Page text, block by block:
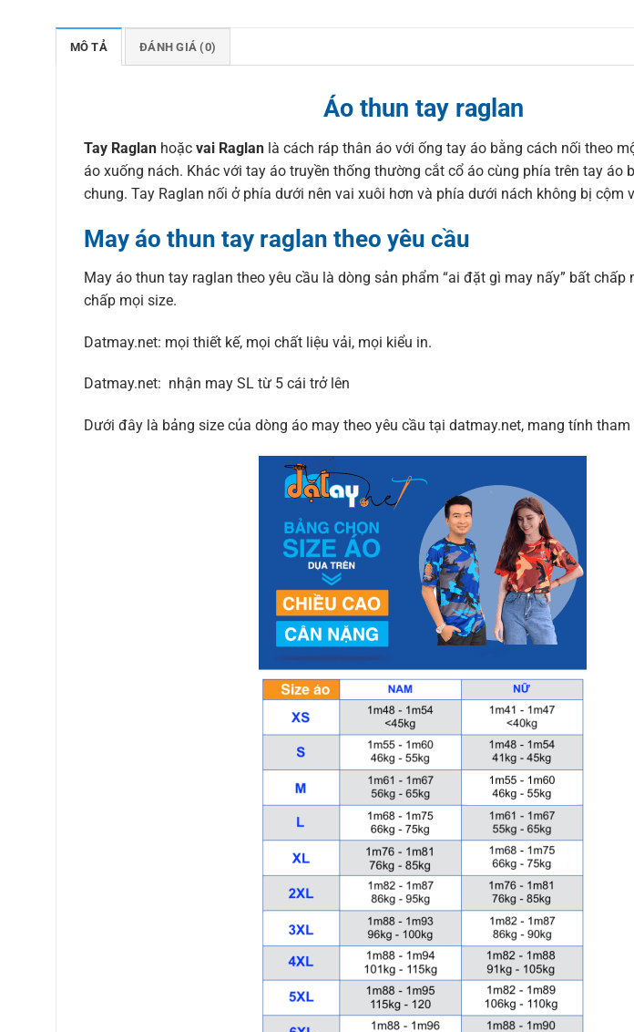
MÔ TẢ ĐÁNH GIÁ (0)
Áo thun tay raglan
Tay Raglanhoặc vai Raglanlà cách ráp thân áo với ống tay áo bằng cách nối theo
áo xuống nách. Khác với tay áo truyền thống thường cắt cổ áo cùng phía trên tay áo
chung. Tay Raglan nối ở phía dưới nên vai xuôi hơn và phía dưới nách không bị cộm
May áo thun tay raglan theo yêu cầu
May áo thun tay raglan theo yêu cầu là dòng sản phẩm “ai đặt gì may nấy” bất chấp
chấp mọi size.
Datmay.net: mọi thiết kế, mọi chất liệu vải, mọi kiểu in.
Datmay.net: nhận may SL từ 5 cái trở lên
Dưới đây là bảng size của dòng áo may theo yêu cầu tại datmay.net, mang tính tham